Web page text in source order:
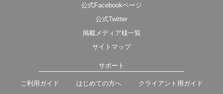
公式Facebookページ
公式Twitter
掲載メディア様一覧
サイトマップ
サポート
ご利用ガイド はじめての方へ クライアント用ガイド